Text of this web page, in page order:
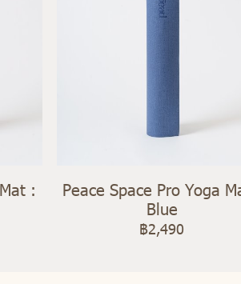
:
Peace Space Pro Yoga
Blue
฿2,490